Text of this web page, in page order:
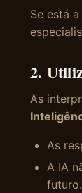
Se está
2.
As
As
A IA
futuro.